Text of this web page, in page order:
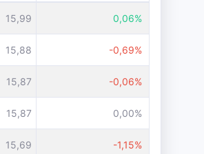
15,99 0,06%
15,88 -0,69%
15,87 -0,06%
15,87 0,00%
15,69 -1,15%